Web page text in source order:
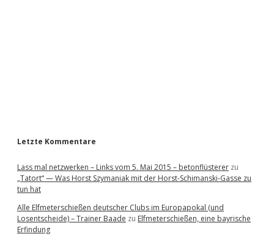
Letzte Kommentare
Lass mal netzwerken – Links vom 5. Mai 2015 – betonflüsterer zu
„Tatort“ — Was Horst Szymaniak mit der Horst-Schimanski-Gasse zu
tun hat
Alle Elfmeterschießen deutscher Clubs im Europapokal (und
Losentscheide) – Trainer Baade zu Elfmeterschießen, eine bayrische
Erfindung